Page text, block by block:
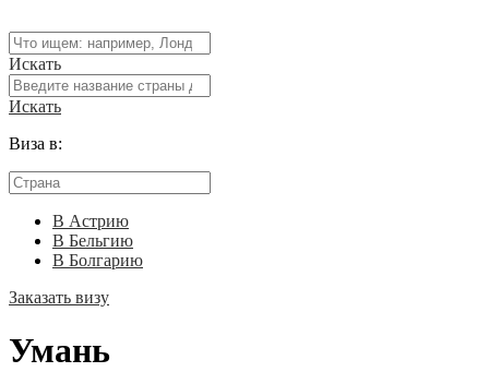
Искать
Искать
Виза в:
В Астрию
В Бельгию
В Болгарию
Заказать визу
Умань